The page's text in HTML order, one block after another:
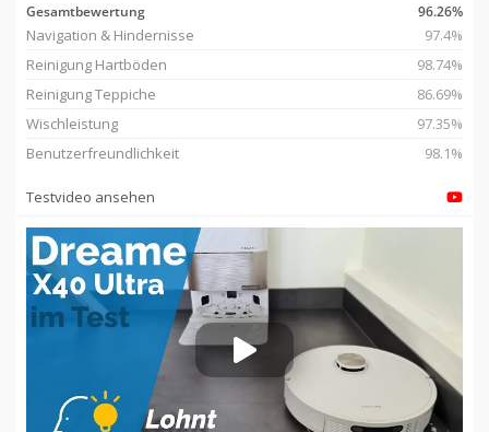
Gesamtbewertung 96.26%
Navigation & Hindernisse
97.4%
Reinigung Hartböden
98.74%
Reinigung Teppiche
86.69%
Wischleistung
97.35%
Benutzerfreundlichkeit
98.1%
Testvideo ansehen